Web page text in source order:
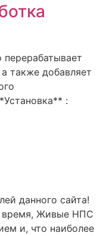
также добавляет
:
данного сайта!
время, Живые НПС
и, что наиболее